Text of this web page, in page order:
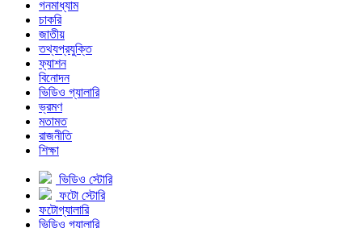
গনমাধ্যাম
চাকরি
জাতীয়
তথ্যপ্রযুক্তি
ফ্যাশন
বিনোদন
ভিডিও গ্যালারি
ভ্রমণ
মতামত
রাজনীতি
শিক্ষা
ভিডিও স্টোরি
ফটো স্টোরি
ফটোগ্যালারি
ভিডিও গ্যালারি